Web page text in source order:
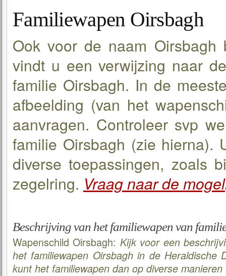
Familiewapen Oirsbagh
Ook voor de naam Oirsbagh
vindt u een verwijzing naar
familie Oirsbagh. In de
afbeelding (van het
aanvragen. Controleer svp
familie Oirsbagh (zie hierna).
diverse toepassingen, zoals
zegelring. Vraag naar de
Beschrijving van het familiewapen van
Wapenschild Oirsbagh: Kijk voor een
het familiewapen Oirsbagh in de Heraldische
kunt het familiewapen dan op diverse